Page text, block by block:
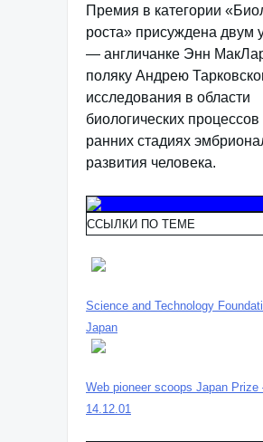
Премия в категории
роста» присуждена двум
— англичанке Энн
поляку Андрею
исследования в области
биологических процессов
ранних стадиях
развития человека.
ССЫЛКИ ПО ТЕМЕ
Science and Technology
Japan
Web pioneer scoops Japan
14.12.01